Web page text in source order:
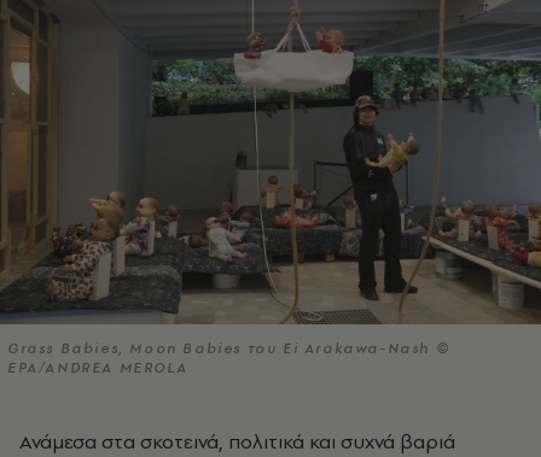
Grass Babies, Moon Babies του Ei Arakawa-Nash ©
EPA/ANDREA MEROLA
Ανάμεσα στα σκοτεινά, πολιτικά και συχνά βαριά